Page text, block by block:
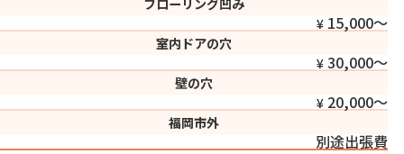
フローリング凹み
15,000〜
室内ドアの穴
30,000〜
壁の穴
20,000〜
福岡市外
別途出張費